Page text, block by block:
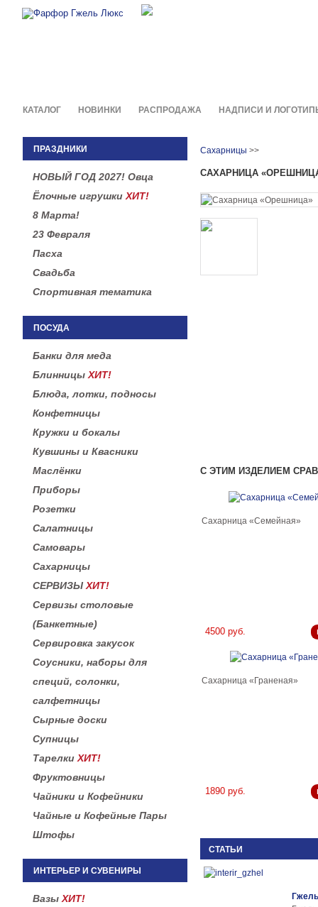
КАТАЛОГ НОВИНКИ РАСПРОДАЖА НАДПИСИ И
ПРАЗДНИКИ
НОВЫЙ ГОД 2027! Овца
Ёлочные игрушки ХИТ!
8 Марта!
23 Февраля
Пасха
Свадьба
Спортивная тематика
ПОСУДА
Банки для меда
Блинницы ХИТ!
Блюда, лотки, подносы
Конфетницы
Кружки и бокалы
Кувшины и Квасники
Маслёнки
Приборы
Розетки
Салатницы
Самовары
Сахарницы
СЕРВИЗЫ ХИТ!
Сервизы столовые
(Банкетные)
Сервировка закусок
Соусники, наборы для
специй, солонки,
салфетницы
Сырные доски
Супницы
Тарелки ХИТ!
Фруктовницы
Чайники и Кофейники
Чайные и Кофейные Пары
Штофы
ИНТЕРЬЕР И СУВЕНИРЫ
Вазы ХИТ!
Сахарницы >>
САХАРНИЦА
С ЭТИМ ИЗДЕЛИЕМ
Сахарница «Семейная»
4500 руб.
Сахарница «Граненая»
1890 руб.
СТАТЬИ